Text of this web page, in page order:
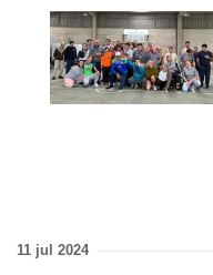
11 jul 2024